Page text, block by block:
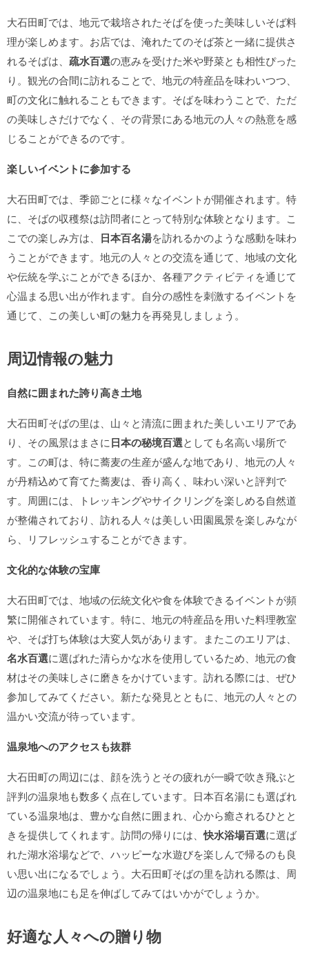
大石田町では、地元で栽培されたそばを使った美味しいそば料
理が楽しめます。お店では、淹れたてのそば茶と一緒に提供さ
れるそばは、 疏水百選の恵みを受けた米や野菜とも相性ぴった
り。観光の合間に訪れることで、地元の特産品を味わいつつ、
町の文化に触れることもできます。そばを味わうことで、ただ
の美味しさだけでなく、その背景にある地元の人々の熱意を感
じることができるのです。
楽しいイベントに参加する
大石田町では、季節ごとに様々なイベントが開催されます。特
に、そばの収穫祭は訪問者にとって特別な体験となります。こ
こでの楽しみ方は、 日本百名湯を訪れるかのような感動を味わ
うことができます。地元の人々との交流を通じて、地域の文化
や伝統を学ぶことができるほか、各種アクティビティを通じて
心温まる思い出が作れます。自分の感性を刺激するイベントを
通じて、この美しい町の魅力を再発見しましょう。
周辺情報の魅力
自然に囲まれた誇り高き土地
大石田町そばの里は、山々と清流に囲まれた美しいエリアであ
り、その風景はまさに日本の秘境百選としても名高い場所で
す。この町は、特に蕎麦の生産が盛んな地であり、地元の人々
が丹精込めて育てた蕎麦は、香り高く、味わい深いと評判で
す。周囲には、トレッキングやサイクリングを楽しめる自然道
が整備されており、訪れる人々は美しい田園風景を楽しみなが
ら、リフレッシュすることができます。
文化的な体験の宝庫
大石田町では、地域の伝統文化や食を体験できるイベントが頻
繁に開催されています。特に、地元の特産品を用いた料理教室
や、そば打ち体験は大変人気があります。またこのエリアは、
名水百選に選ばれた清らかな水を使用しているため、地元の食
材はその美味しさに磨きをかけています。訪れる際には、ぜひ
参加してみてください。新たな発見とともに、地元の人々との
温かい交流が待っています。
温泉地へのアクセスも抜群
大石田町の周辺には、顔を洗うとその疲れが一瞬で吹き飛ぶと
評判の温泉地も数多く点在しています。日本百名湯にも選ばれ
ている温泉地は、豊かな自然に囲まれ、心から癒されるひとと
きを提供してくれます。訪問の帰りには、快水浴場百選に選ば
れた湖水浴場などで、ハッピーな水遊びを楽しんで帰るのも良
い思い出になるでしょう。大石田町そばの里を訪れる際は、周
辺の温泉地にも足を伸ばしてみてはいかがでしょうか。
好適な人々への贈り物